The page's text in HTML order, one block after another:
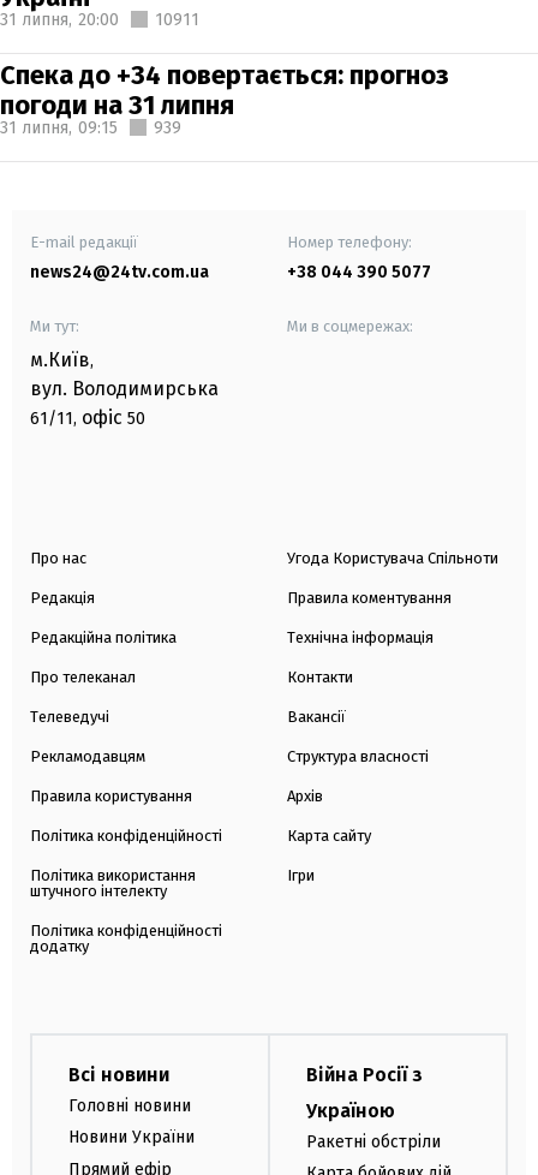
31 липня, 20:00 10911
Спека до +34 повертається: прогноз
погоди на 31 липня
31 липня, 09:15 939
E-mail редакції
news24@24tv.com.ua
Номер телефону:
+38 044 390 5077
Ми тут:
м.Київ,
вул. Володимирська
61/11, офіс 50
Ми в соцмережах:
Про нас
Редакція
Редакційна політика
Про телеканал
Телеведучі
Рекламодавцям
Правила користування
Політика конфіденційності
Політика використання
штучного інтелекту
Політика конфіденційності
додатку
Угода Користувача Спільноти
Правила коментування
Технічна інформація
Контакти
Вакансії
Структура власності
Архів
Карта сайту
Ігри
Всі новини
Головні новини
Новини України
Прямий ефір
Війна Росії з
Україною
Ракетні обстріли